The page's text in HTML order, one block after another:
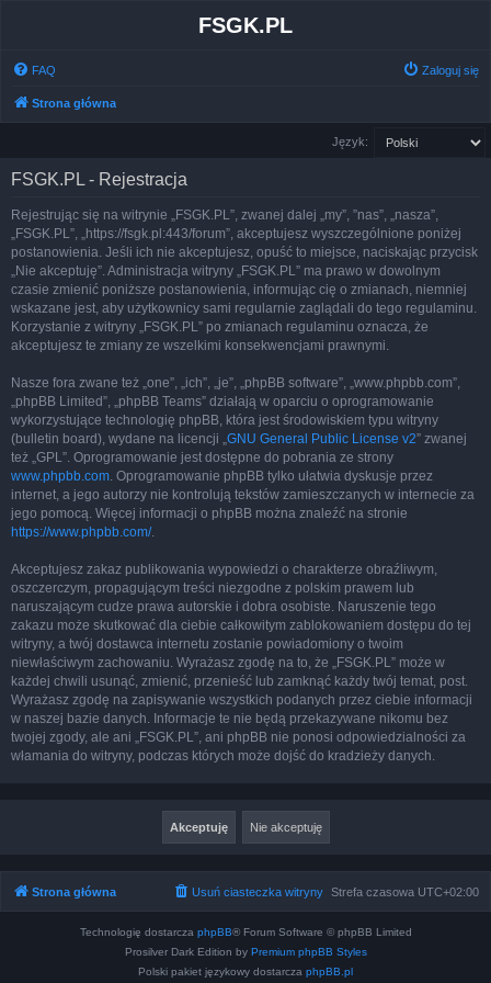
FSGK.PL
FAQ Zaloguj się
Strona główna
Język:
FSGK.PL - Rejestracja
Rejestrując się na witrynie „FSGK.PL”, zwanej dalej „my”, ”nas”, „nasza”,
„FSGK.PL”, „https://fsgk.pl:443/forum”, akceptujesz wyszczególnione poniżej
postanowienia. Jeśli ich nie akceptujesz, opuść to miejsce, naciskając przycisk
„Nie akceptuję”. Administracja witryny „FSGK.PL” ma prawo w dowolnym
czasie zmienić poniższe postanowienia, informując cię o zmianach, niemniej
wskazane jest, aby użytkownicy sami regularnie zaglądali do tego regulaminu.
Korzystanie z witryny „FSGK.PL” po zmianach regulaminu oznacza, że
akceptujesz te zmiany ze wszelkimi konsekwencjami prawnymi.
Nasze fora zwane też „one”, „ich”, „je”, „phpBB software”, „www.phpbb.com”,
„phpBB Limited”, „phpBB Teams” działają w oparciu o oprogramowanie
wykorzystujące technologię phpBB, która jest środowiskiem typu witryny
(bulletin board), wydane na licencji „GNU General Public License v2” zwanej
też „GPL”. Oprogramowanie jest dostępne do pobrania ze strony
www.phpbb.com. Oprogramowanie phpBB tylko ułatwia dyskusje przez
internet, a jego autorzy nie kontrolują tekstów zamieszczanych w internecie za
jego pomocą. Więcej informacji o phpBB można znaleźć na stronie
https://www.phpbb.com/.
Akceptujesz zakaz publikowania wypowiedzi o charakterze obraźliwym,
oszczerczym, propagującym treści niezgodne z polskim prawem lub
naruszającym cudze prawa autorskie i dobra osobiste. Naruszenie tego
zakazu może skutkować dla ciebie całkowitym zablokowaniem dostępu do tej
witryny, a twój dostawca internetu zostanie powiadomiony o twoim
niewłaściwym zachowaniu. Wyrażasz zgodę na to, że „FSGK.PL” może w
każdej chwili usunąć, zmienić, przenieść lub zamknąć każdy twój temat, post.
Wyrażasz zgodę na zapisywanie wszystkich podanych przez ciebie informacji
w naszej bazie danych. Informacje te nie będą przekazywane nikomu bez
twojej zgody, ale ani „FSGK.PL”, ani phpBB nie ponosi odpowiedzialności za
włamania do witryny, podczas których może dojść do kradzieży danych.
Strona główna Strefa czasowa UTC+02:00
Usuń ciasteczka witryny
Technologię dostarcza phpBB® Forum Software © phpBB Limited
Prosilver Dark Edition by Premium phpBB Styles
Polski pakiet językowy dostarcza phpBB.pl